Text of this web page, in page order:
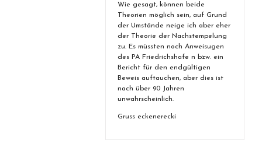
Wie gesagt, können beide
Theorien möglich sein, auf Grund
der Umstände neige ich aber eher
der Theorie der Nachstempelung
zu. Es müssten noch Anweisugen
des PA Friedrichshafe n bzw. ein
Bericht für den endgültigen
Beweis auftauchen, aber dies ist
nach über 90 Jahren
unwahrscheinlich.
Gruss eckenerecki